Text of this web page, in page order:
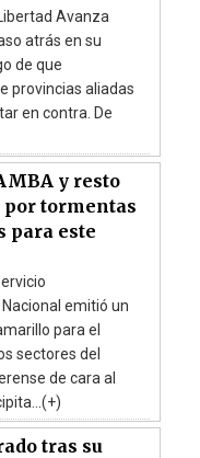
Avanza
atrás en su
de que
provincias aliadas
en contra. De
y resto
tormentas
para este
emitió un
para el
sectores del
de cara al
tras su